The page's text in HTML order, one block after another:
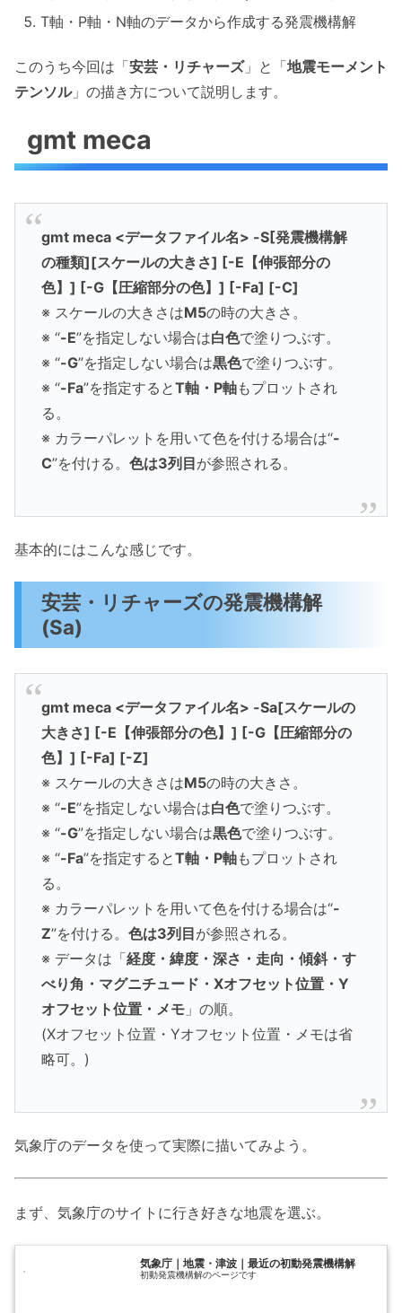
T軸・P軸・N軸のデータから作成する発震機構解
このうち今回は「安芸・リチャーズ」と「地震モーメント
テンソル」の描き方について説明します。
gmt meca
gmt meca <データファイル名> -S[発震機構解
の種類][スケールの大きさ] [-E【伸張部分の
色】] [-G【圧縮部分の色】] [-Fa] [-C]
※ スケールの大きさはM5の時の大きさ。
※ “-E”を指定しない場合は白色で塗りつぶす。
※ “-G”を指定しない場合は黒色で塗りつぶす。
※ “-Fa”を指定するとT軸・P軸もプロットされ
る。
※ カラーパレットを用いて色を付ける場合は“-
C”を付ける。 色は3列目が参照される。
基本的にはこんな感じです。
安芸・リチャーズの発震機構解
(Sa)
gmt meca <データファイル名> -Sa[スケールの
大きさ] [-E【伸張部分の色】] [-G【圧縮部分の
色】] [-Fa] [-Z]
※ スケールの大きさはM5の時の大きさ。
※ “-E”を指定しない場合は白色で塗りつぶす。
※ “-G”を指定しない場合は黒色で塗りつぶす。
※ “-Fa”を指定するとT軸・P軸もプロットされ
る。
※ カラーパレットを用いて色を付ける場合は“-
Z”を付ける。 色は3列目が参照される。
※ データは「経度・緯度・深さ・走向・傾斜・す
べり角・マグニチュード・Xオフセット位置・Y
オフセット位置・メモ」の順。
(Xオフセット位置・Yオフセット位置・メモは省
略可。)
気象庁のデータを使って実際に描いてみよう。
まず、気象庁のサイトに行き好きな地震を選ぶ。
気象庁｜地震・津波｜最近の初動発震機構解
初動発震機構解のページです